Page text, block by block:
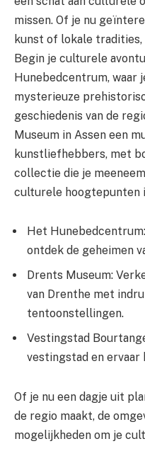
missen. Of je nu
kunst of lokale
Begin je culturele
Hunebedcentrum, waar
mysterieuze
geschiedenis van de
Museum in Assen een
kunstliefhebbers, met
collectie die je
culturele hoogtepunten
Het
ontdek de geheimen
Drents Museum:
van Drenthe met
tentoonstellingen.
Vestingstad
vestingstad en ervaar
Of je nu een dagje uit
de regio maakt, de
mogelijkheden om je